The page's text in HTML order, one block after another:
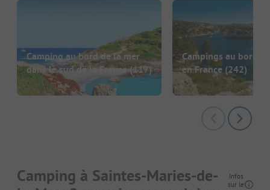
Camping au bord de la mer
dans le sud de la France(117)
Campings au bord
en France (242)
Camping à Saintes-Maries-de-
Infos
sur le